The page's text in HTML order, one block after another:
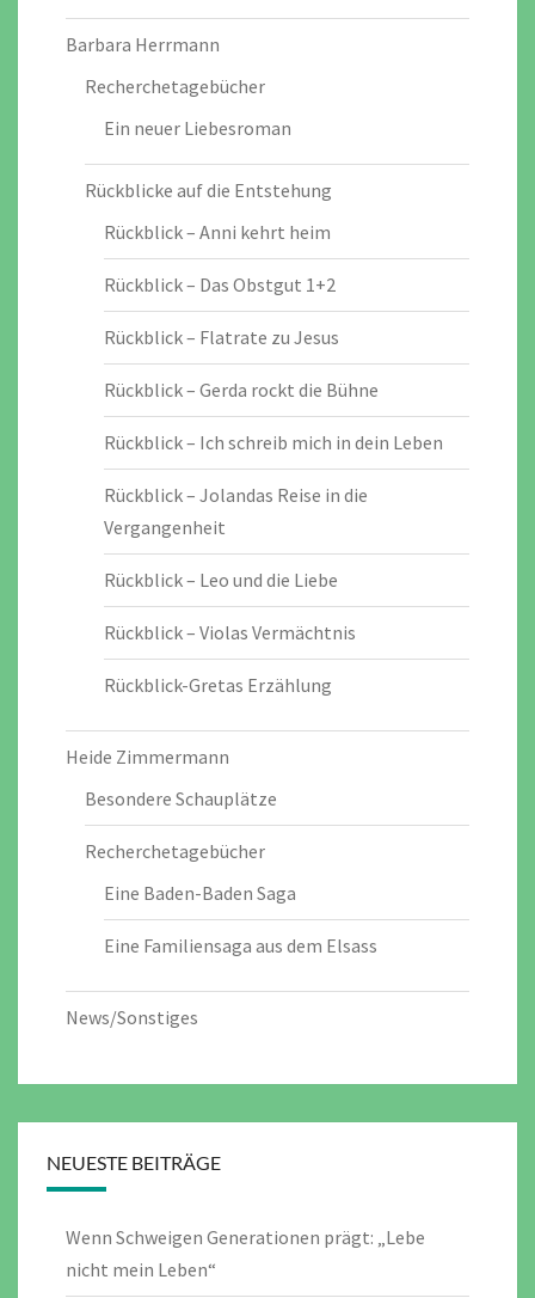
Barbara Herrmann
Recherchetagebücher
Ein neuer Liebesroman
Rückblicke auf die Entstehung
Rückblick – Anni kehrt heim
Rückblick – Das Obstgut 1+2
Rückblick – Flatrate zu Jesus
Rückblick – Gerda rockt die Bühne
Rückblick – Ich schreib mich in dein Leben
Rückblick – Jolandas Reise in die
Vergangenheit
Rückblick – Leo und die Liebe
Rückblick – Violas Vermächtnis
Rückblick-Gretas Erzählung
Heide Zimmermann
Besondere Schauplätze
Recherchetagebücher
Eine Baden-Baden Saga
Eine Familiensaga aus dem Elsass
News/Sonstiges
NEUESTE BEITRÄGE
Wenn Schweigen Generationen prägt: „Lebe
nicht mein Leben“